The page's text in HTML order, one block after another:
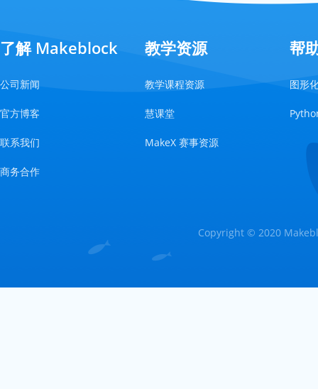
了解 Makeblock
公司新闻
官方博客
联系我们
商务合作
教学资源
教学课程资源
慧课堂
MakeX 赛事资源
帮
图形
Copyright © 2020